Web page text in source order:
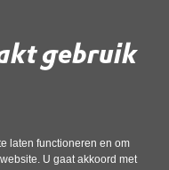
gebruik
laten functioneren en om
U gaat akkoord met